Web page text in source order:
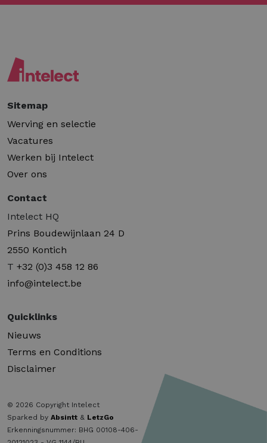
Sitemap
Werving en selectie
Vacatures
Werken bij Intelect
Over ons
Contact
Intelect HQ
Prins Boudewijnlaan 24 D
2550 Kontich
T +32 (0)3 458 12 86
info@intelect.be
Quicklinks
Nieuws
Terms en Conditions
Disclaimer
© 2026 Copyright Intelect
Sparked by Absintt & LetzGo
Erkenningsnummer: BHG 00108-406-